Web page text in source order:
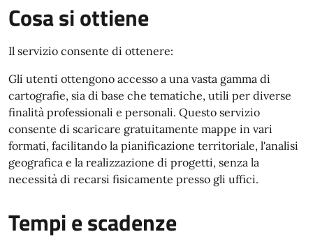
Cosa si ottiene
Il servizio consente di ottenere:
Gli utenti ottengono accesso a una vasta gamma di
cartografie, sia di base che tematiche, utili per diverse
finalità professionali e personali. Questo servizio
consente di scaricare gratuitamente mappe in vari
formati, facilitando la pianificazione territoriale, l'analisi
geografica e la realizzazione di progetti, senza la
necessità di recarsi fisicamente presso gli uffici.
Tempi e scadenze